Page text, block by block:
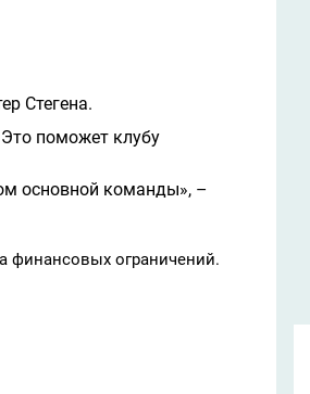
Стегена.
поможет клубу
основной команды», –
финансовых ограничений.